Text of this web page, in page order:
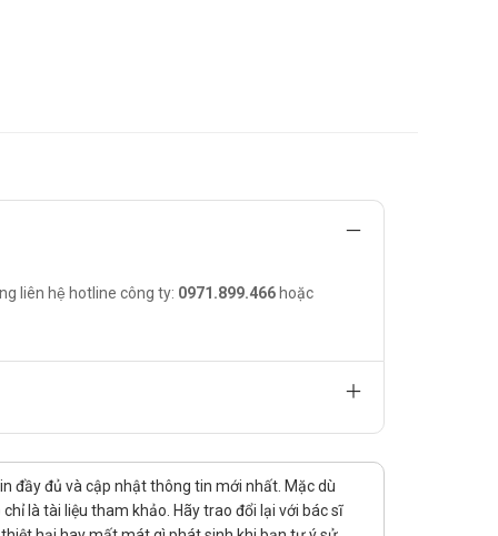
liên hệ hotline công ty: 0971.899.466 hoặc
đầy đủ và cập nhật thông tin mới nhất. Mặc dù
là tài liệu tham khảo. Hãy trao đổi lại với bác sĩ